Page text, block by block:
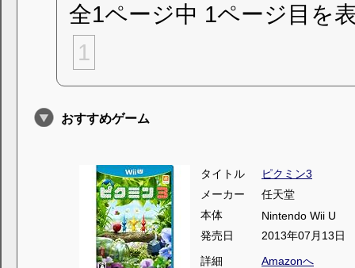
全1ページ中 1ページ目を
1
おすすめゲーム
タイトル
ピクミン3
メーカー
任天堂
本体
Nintendo Wii U
発売日
2013年07月13日
詳細
Amazonへ